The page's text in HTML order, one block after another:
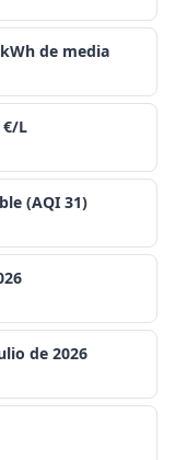
de media
€/L
(AQI 31)
de 2026